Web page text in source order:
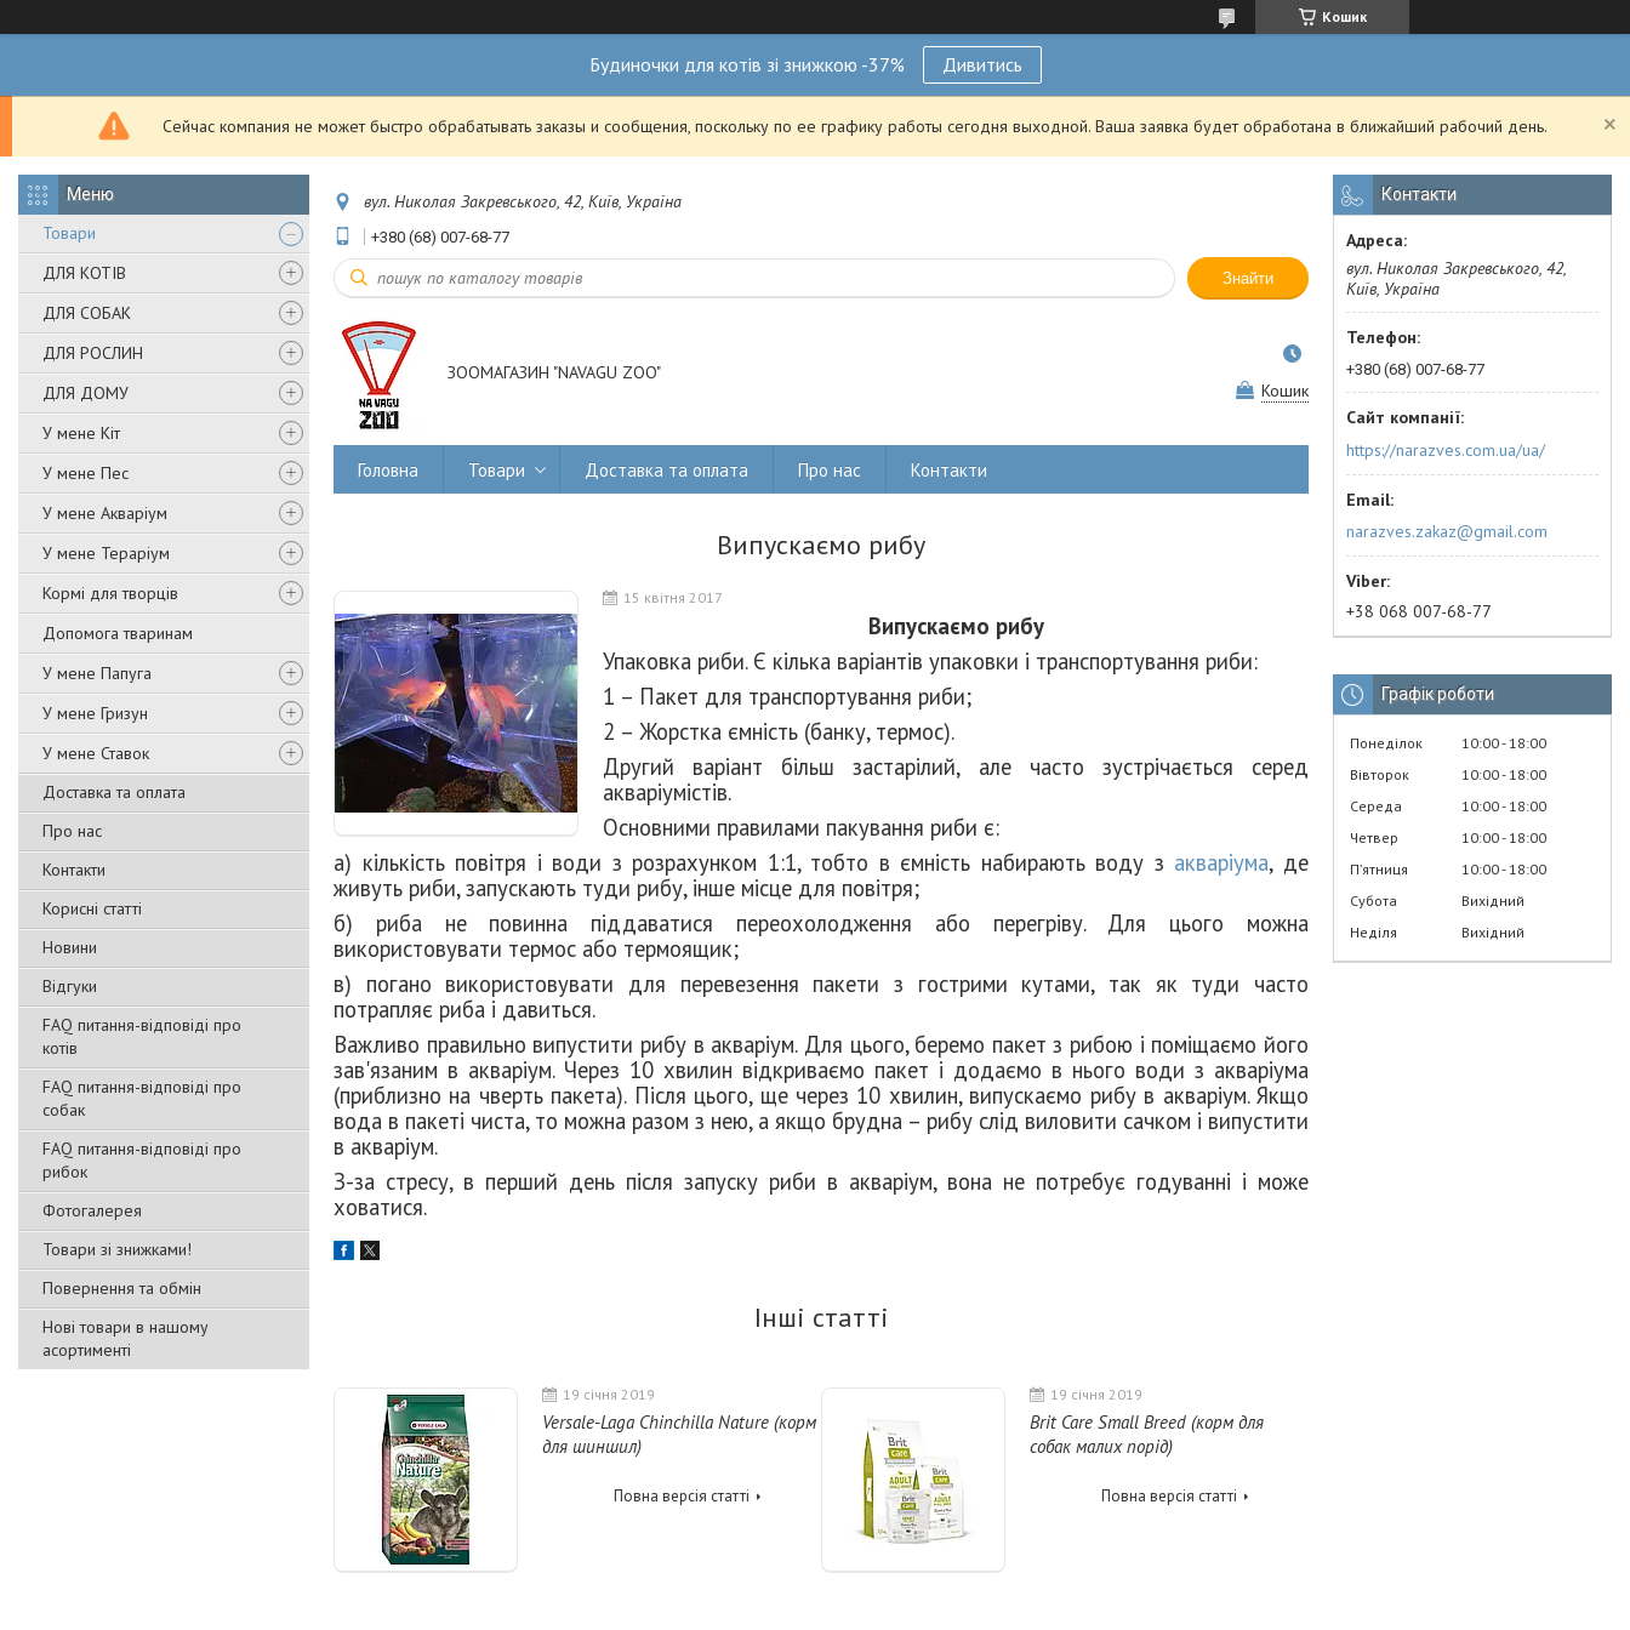
Кошик
Будиночки для котів зі знижкою -37% Дивитись
Сейчас компания не может быстро обрабатывать заказы и сообщения, поскольку по ее графику работы сегодня выходной. Ваша заявка будет обработана в ближайший рабочий день.
Товари
ДЛЯ КОТІВ
ДЛЯ СОБАК
ДЛЯ РОСЛИН
ДЛЯ ДОМУ
У мене Кіт
У мене Пес
У мене Акваріум
У мене Тераріум
Кормі для творців
Допомога тваринам
У мене Папуга
У мене Гризун
У мене Ставок
Доставка та оплата
Про нас
Контакти
Корисні статті
Новини
Відгуки
FAQ питання-відповіді про
котів
FAQ питання-відповіді про
собак
FAQ питання-відповіді про
рибок
Фотогалерея
Товари зі знижками!
Повернення та обмін
Нові товари в нашому
асортименті
вул. Николая Закревського, 42, Київ, Україна
+380 (68) 007-68-77
Знайти
ЗООМАГАЗИН "NAVAGU ZOO"
Кошик
Головна Товари Доставка та оплата Про нас Контакти
Випускаємо рибу
15 квітня 2017
Випускаємо рибу
Упаковка риби. Є кілька варіантів упаковки і транспортування риби:
1 – Пакет для транспортування риби;
2 – Жорстка ємність (банку, термос).
Другий варіант більш застарілий, але часто зустрічається серед
акваріумістів.
Основними правилами пакування риби є:
а) кількість повітря і води з розрахунком 1:1, тобто в ємність набирають воду з акваріума, де
живуть риби, запускають туди рибу, інше місце для повітря;
б) риба не повинна піддаватися переохолодження або перегріву. Для цього можна
використовувати термос або термоящик;
в) погано використовувати для перевезення пакети з гострими кутами, так як туди часто
потрапляє риба і давиться.
Важливо правильно випустити рибу в акваріум. Для цього, беремо пакет з рибою і поміщаємо його
зав'язаним в акваріум. Через 10 хвилин відкриваємо пакет і додаємо в нього води з акваріума
(приблизно на чверть пакета). Після цього, ще через 10 хвилин, випускаємо рибу в акваріум. Якщо
вода в пакеті чиста, то можна разом з нею, а якщо брудна – рибу слід виловити сачком і випустити
в акваріум.
З-за стресу, в перший день після запуску риби в акваріум, вона не потребує годуванні і може
ховатися.
Інші статті
19 січня 2019
Versale-Laga Chinchilla Nature (корм
для шиншил)
Повна версія статті
19 січня 2019
Brit Care Small Breed (корм для
собак малих порід)
Повна версія статті
Контакти
вул. Николая Закревського, 42,
Київ, Україна
+380 (68) 007-68-77
https://narazves.com.ua/ua/
narazves.zakaz@gmail.com
+38 068 007-68-77
Графік роботи
Понеділок 10:00 18:00
Вівторок
10:00 18:00
Середа
10:00 18:00
Четвер
10:00 18:00
Пʼятниця
10:00 18:00
Субота
Вихідний
Неділя
Вихідний